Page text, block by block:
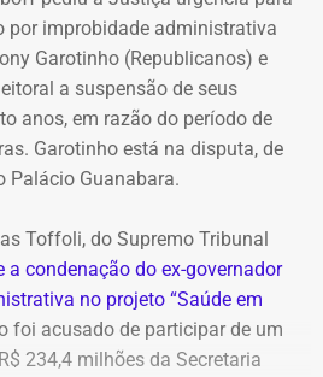
por improbidade administrativa
Garotinho (Republicanos) e
a suspensão de seus
anos, em razão do período de
Garotinho está na disputa, de
Palácio Guanabara.
Toffoli, do Supremo Tribunal
a condenação do ex-governador
no projeto “Saúde em
foi acusado de participar de um
234,4 milhões da Secretaria